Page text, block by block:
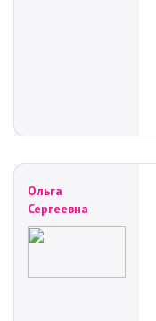
Ольга
Сергеевна